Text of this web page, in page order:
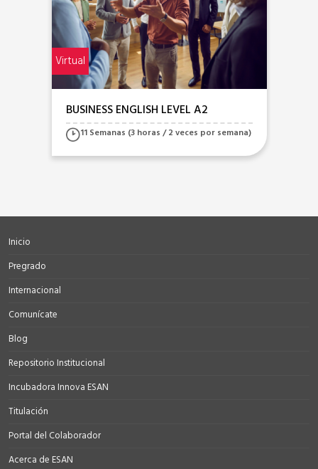
Virtual
BUSINESS ENGLISH LEVEL A2
11 Semanas (3 horas / 2 veces por semana)
Inicio
Pregrado
Internacional
Comunícate
Blog
Repositorio Institucional
Incubadora Innova ESAN
Titulación
Portal del Colaborador
Acerca de ESAN